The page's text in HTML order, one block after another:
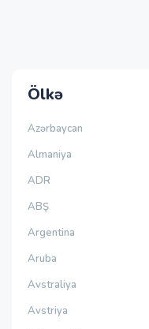
Ölkə
Azərbaycan
Almaniya
ADR
ABŞ
Argentina
Aruba
Avstraliya
Avstriya